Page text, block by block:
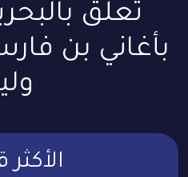
تعلق
بأغاني بن
الأكثر